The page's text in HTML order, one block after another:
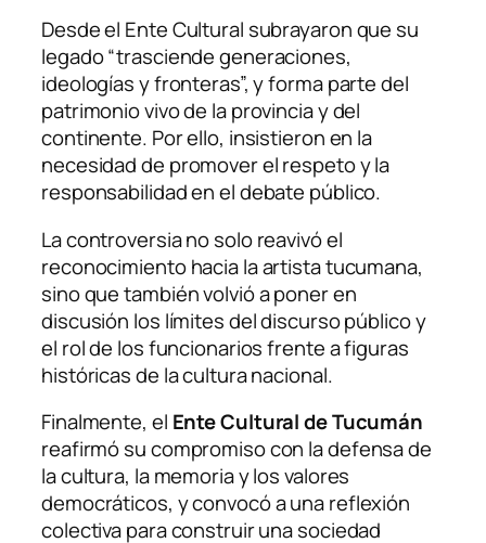
Desde el Ente Cultural subrayaron que su
legado “trasciende generaciones,
ideologías y fronteras”, y forma parte del
patrimonio vivo de la provincia y del
continente. Por ello, insistieron en la
necesidad de promover el respeto y la
responsabilidad en el debate público.
La controversia no solo reavivó el
reconocimiento hacia la artista tucumana,
sino que también volvió a poner en
discusión los límites del discurso público y
el rol de los funcionarios frente a figuras
históricas de la cultura nacional.
Finalmente, el Ente Cultural de Tucumán
reafirmó su compromiso con la defensa de
la cultura, la memoria y los valores
democráticos, y convocó a una reflexión
colectiva para construir una sociedad